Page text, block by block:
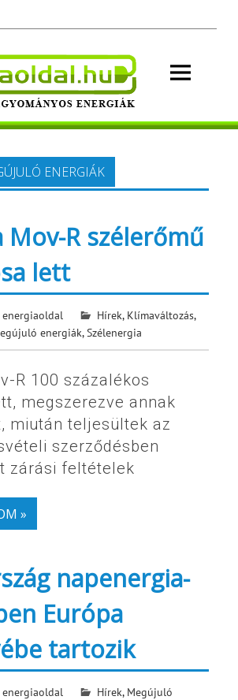
energiák.
energia!
ENERGIÁK
Mov-R szélerőmű
lett
energiaoldal Hírek, Klímaváltozás,
energiák, Szélenergia
R 100 százalékos
megszerezve annak
miután teljesültek az
szerződésben
zárási feltételek
»
napenergia-
Európa
tartozik
energiaoldal Hírek, Megújuló